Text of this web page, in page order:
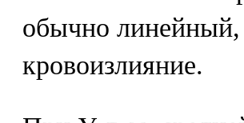
обычно линейный,
кровоизлияние.